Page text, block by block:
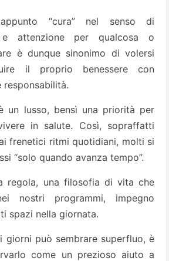
“cura” nel senso di
e attenzione per qualcosa o
è dunque sinonimo di volersi
il proprio benessere con
responsabilità.
un lusso, bensì una priorità per
in salute. Così, sopraffatti
frenetici ritmi quotidiani, molti si
“solo quando avanza tempo”.
regola, una filosofia di vita che
nostri programmi, impegno
spazi nella giornata.
giorni può sembrare superfluo, è
come un prezioso aiuto a